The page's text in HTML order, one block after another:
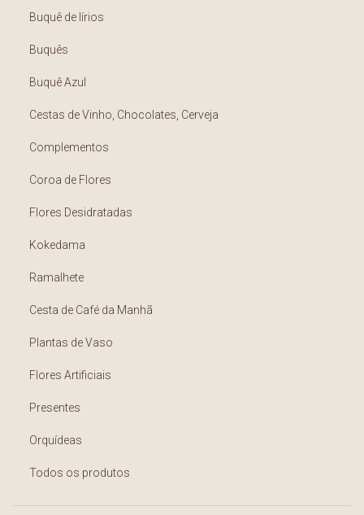
Buquê de lírios
Buquês
Buquê Azul
Cestas de Vinho, Chocolates, Cerveja
Complementos
Coroa de Flores
Flores Desidratadas
Kokedama
Ramalhete
Cesta de Café da Manhã
Plantas de Vaso
Flores Artificiais
Presentes
Orquídeas
Todos os produtos